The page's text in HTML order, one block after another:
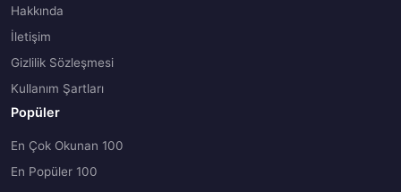
Hakkında
İletişim
Gizlilik Sözleşmesi
Kullanım Şartları
Popüler
En Çok Okunan 100
En Popüler 100